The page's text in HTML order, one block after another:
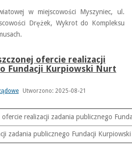
w miejscowości Myszyniec, ul.
Drężek, Wykrot do Kompleksu
ofercie realizacji
Fundacji Kurpiowski Nurt
Utworzono: 2025-08-21
realizacji zadania publicznego
zadania publicznego Fundacji